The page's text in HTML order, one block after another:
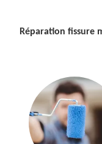
Réparation fissure